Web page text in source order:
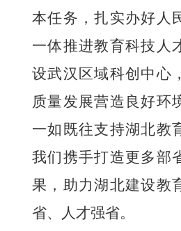
本任务，扎实办好人
一体推进教育科技人
设武汉区域科创中心
质量发展营造良好环
一如既往支持湖北教
我们携手打造更多部
果，助力湖北建设教
省、人才强省。